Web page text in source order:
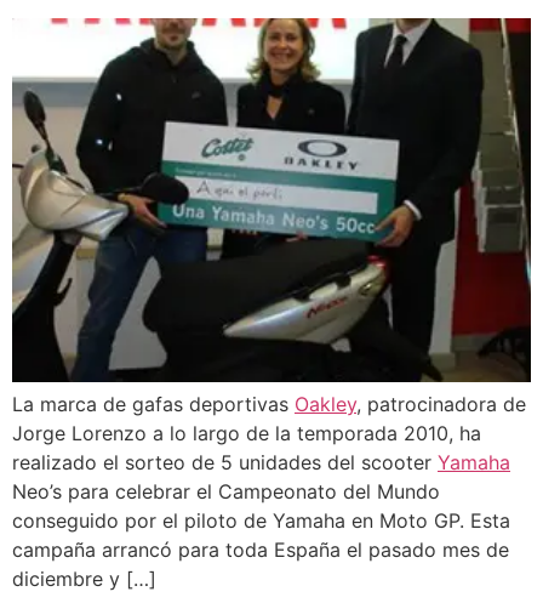
La marca de gafas deportivas Oakley, patrocinadora de
Jorge Lorenzo a lo largo de la temporada 2010, ha
realizado el sorteo de 5 unidades del scooter Yamaha
Neo’s para celebrar el Campeonato del Mundo
conseguido por el piloto de Yamaha en Moto GP. Esta
campaña arrancó para toda España el pasado mes de
diciembre y […]